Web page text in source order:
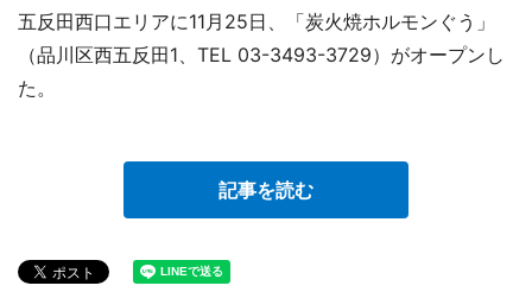
五反田西口エリアに11月25日、「炭火焼ホルモンぐう」
（品川区西五反田1、TEL 03-3493-3729）がオープンし
た。
記事を読む